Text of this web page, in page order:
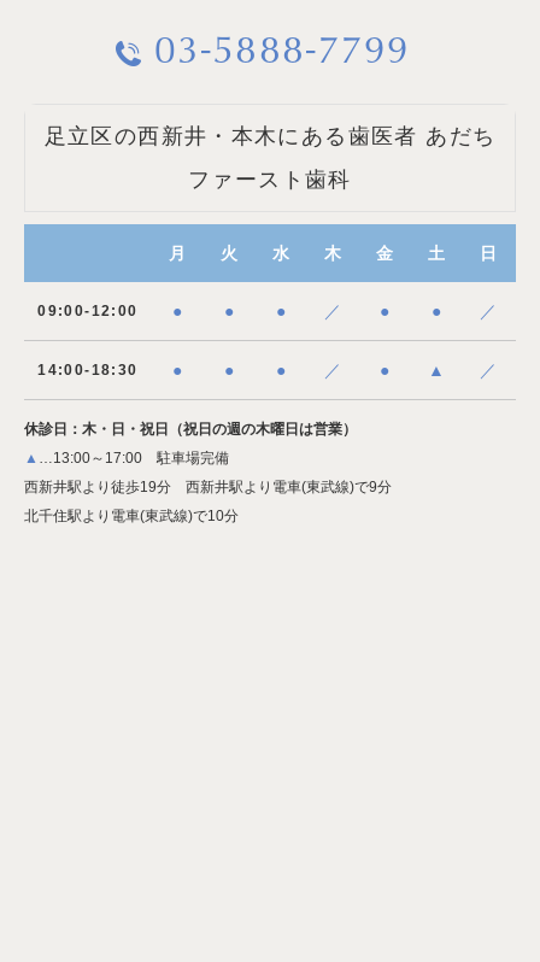
03-5888-7799
足立区の西新井・本木にある歯医者 あだち
ファースト歯科
月 火 水 木 金 土 日
09:00-12:00 ● ● ● ／ ● ● ／
14:00-18:30 ● ● ● ／ ● ▲ ／
休診日：木・日・祝日（祝日の週の木曜日は営業）
▲
…13:00～17:00 駐車場完備
西新井駅より徒歩19分 西新井駅より電車(東武線)で9分
北千住駅より電車(東武線)で10分